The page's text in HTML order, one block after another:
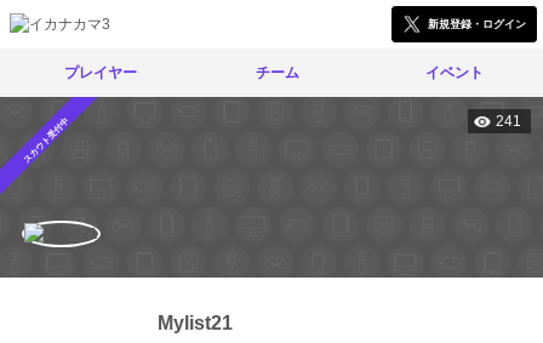
新規登録・ログイン
プレイヤー チーム イベント
スカウト受付中 241
Mylist21